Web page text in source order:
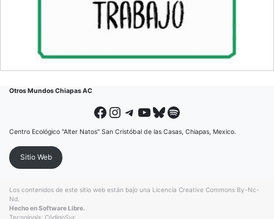
Otros Mundos Chiapas AC
Facebook Instagram Telegram YouTube Bluesky Spotify
Centro Ecológico "Alter Natos" San Cristóbal de las Casas, Chiapas, Mexico.
Sitio Web
Los contenidos de este sitio web están bajo una Licencia Creative Commons By-Nc-
Nd.
Hecho en Software Libre.
Tecnología: CódigoSur.